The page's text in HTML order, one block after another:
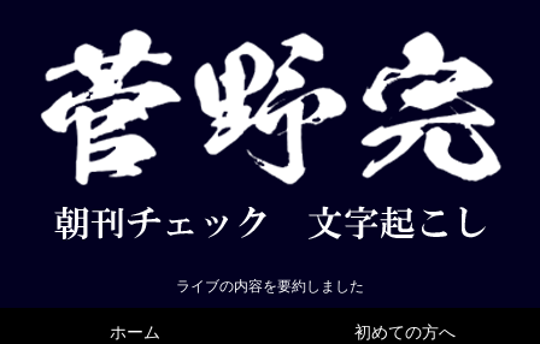
ライブの内容を要約しました
ホーム 初めての方へ